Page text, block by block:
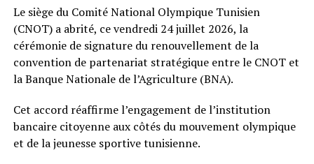
Le siège du Comité National Olympique Tunisien
(CNOT) a abrité, ce vendredi 24 juillet 2026, la
cérémonie de signature du renouvellement de la
convention de partenariat stratégique entre le CNOT et
la Banque Nationale de l’Agriculture (BNA).
Cet accord réaffirme l’engagement de l’institution
bancaire citoyenne aux côtés du mouvement olympique
et de la jeunesse sportive tunisienne.